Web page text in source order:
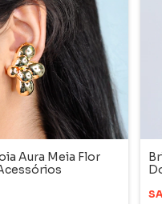
Aura Meia Flor